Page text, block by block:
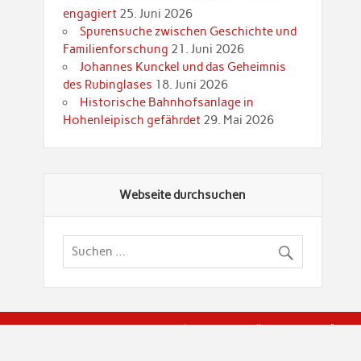
engagiert 25. Juni 2026
Spurensuche zwischen Geschichte und
Familienforschung 21. Juni 2026
Johannes Kunckel und das Geheimnis
des Rubinglases 18. Juni 2026
Historische Bahnhofsanlage in
Hohenleipisch gefährdet 29. Mai 2026
Webseite durchsuchen
© Brandenburgische Genealogische Gesellschaft (BGG)